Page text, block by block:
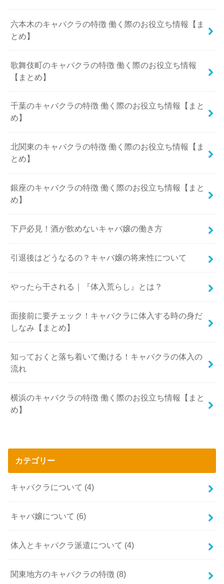
六本木のキャバクラの特徴 働く際のお役立ち情報【ま
とめ】
歌舞伎町のキャバクラの特徴 働く際のお役立ち情報
【まとめ】
千葉のキャバクラの特徴 働く際のお役立ち情報【まと
め】
北関東のキャバクラの特徴 働く際のお役立ち情報【ま
とめ】
銀座のキャバクラの特徴 働く際のお役立ち情報【まと
め】
下戸必見！酒が飲めないキャバ嬢の働き方
引退後はどうなるの？キャバ嬢の将来性について
やったら干される｜『体入荒らし』とは？
面接前に要チェック！キャバクラに体入する時の身だ
しなみ【まとめ】
知っておくと落ち着いて働ける！キャバクラの体入の
流れ
横浜のキャバクラの特徴 働く際のお役立ち情報【まと
め】
カテゴリー
キャバクラについて (4)
キャバ嬢について (6)
体入とキャバクラ派遣について (4)
関東地方のキャバクラの特徴 (8)